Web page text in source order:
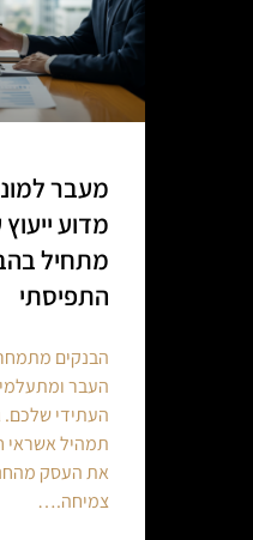
מעבר
מדוע ייעוץ
מתחיל
התפיסתי
הבנקים
העבר
העתידי שלכם.
תמהיל אשראי
את העסק
צמיחה.…